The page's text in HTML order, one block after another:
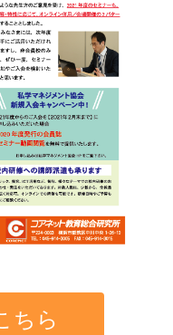
ちら